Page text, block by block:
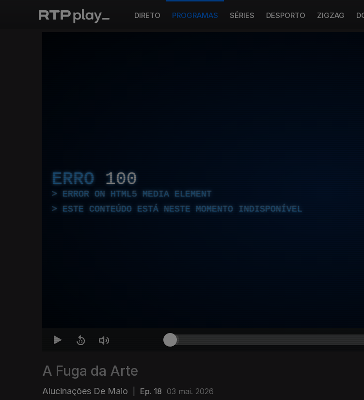
DIRETO PROGRAMAS SÉRIES DESPORTO ZIGZAG
ERRO 100
ERROR ON HTML5 MEDIA ELEMENT
ESTE CONTEÚDO ESTÁ NESTE MOMENTO INDISPONÍVEL
A Fuga da Arte
Alucinações De Maio Ep. 18 03 mai. 2026